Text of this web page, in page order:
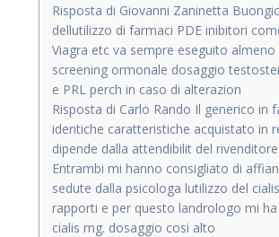
Risposta di Giovanni Zaninetta
dellutilizzo di farmaci PDE inibitori
Viagra etc va sempre eseguito almeno
screening ormonale dosaggio
e PRL perch in caso di alterazion
Risposta di Carlo Rando Il generico in
identiche caratteristiche acquistato in
dipende dalla attendibilit del rivenditore.
Entrambi mi hanno consigliato di
sedute dalla psicologa lutilizzo del
rapporti e per questo landrologo mi
cialis mg. dosaggio cosi alto